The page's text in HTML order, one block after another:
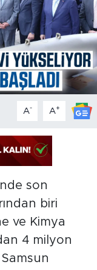
A- A+
son
biri
ve Kimya
4 milyon